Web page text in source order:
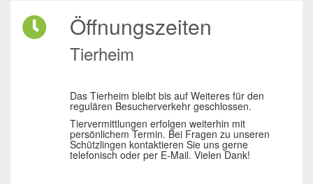
Öffnungszeiten
Tierheim
Das Tierheim bleibt bis auf Weiteres für den
regulären Besucherverkehr geschlossen.
Tiervermittlungen erfolgen weiterhin mit
persönlichem Termin. Bei Fragen zu unseren
Schützlingen kontaktieren Sie uns gerne
telefonisch oder per E-Mail. Vielen Dank!